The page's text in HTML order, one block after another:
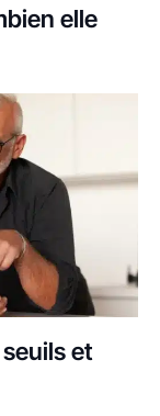
elle
et